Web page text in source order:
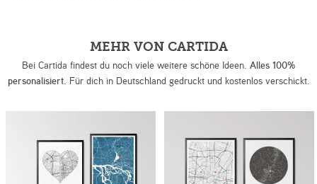
MEHR VON CARTIDA
Bei Cartida findest du noch viele weitere schöne Ideen. Alles 100%
personalisiert. Für dich in Deutschland gedruckt und kostenlos verschickt.